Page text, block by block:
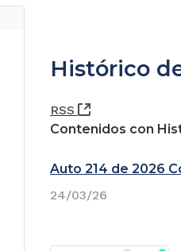
Histórico
RSS
(Abre una
Contenidos con
Auto 214 de 2026
24/03/26